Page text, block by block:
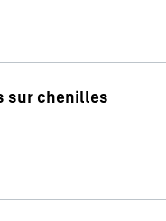
sur chenilles